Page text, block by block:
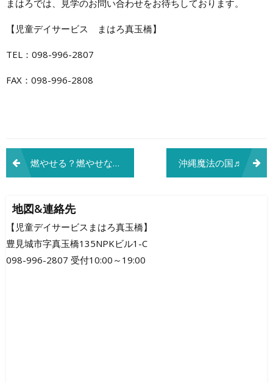
まはろでは、見学のお問い合わせをお待ちしております。
【児童デイサービス まはろ真玉橋】
TEL：098-996-2807
FAX：098-996-2808
投
稿
ナ
ビ
ゲ
燃やせる？燃やせない？リサイクルできる？ 沖縄魔法の国♬
地図&連絡先
【児童デイサービスまはろ真玉橋】
豊見城市字真玉橋135NPKビル1-C
098-996-2807 受付10:00～19:00